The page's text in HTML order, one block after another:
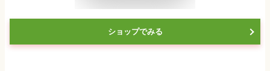
ショップでみる